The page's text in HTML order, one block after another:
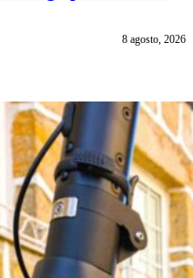
8 agosto, 2026